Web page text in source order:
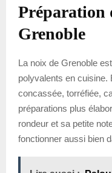
Préparation
Grenoble
La noix de Grenoble
polyvalents en cuisine.
concassée, torréfiée,
préparations plus
rondeur et sa petite
fonctionner aussi bien